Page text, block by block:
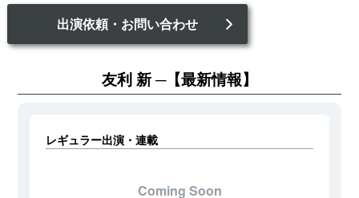
出演依頼・お問い合わせ
友利 新 【最新情報】
レギュラー出演・連載
Coming Soon